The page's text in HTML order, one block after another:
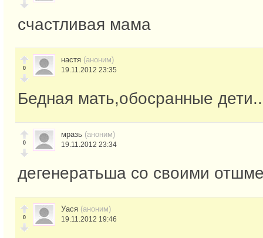
счастливая мама
0
настя (аноним)
19.11.2012 23:35
Бедная мать,обосранные
0
мразь (аноним)
19.11.2012 23:34
дегенератьша со своими
0
Уася (аноним)
19.11.2012 19:46